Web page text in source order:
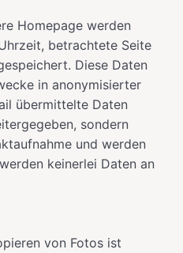
Homepage werden
betrachtete Seite
Diese Daten
in anonymisierter
übermittelte Daten
sondern
und werden
keinerlei Daten an
von Fotos ist